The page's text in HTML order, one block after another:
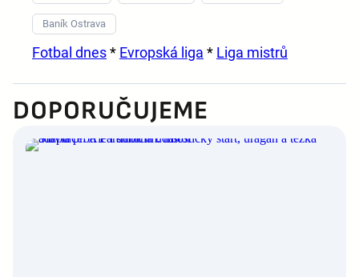
Baník Ostrava
Fotbal dnes* Evropská liga * Liga mistrů
DOPORUČUJEME